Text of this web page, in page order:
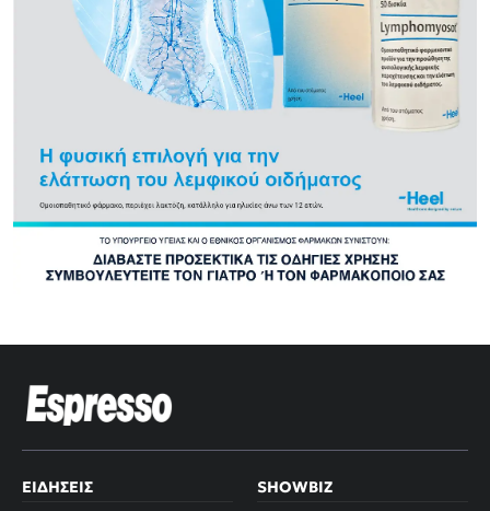
ΕΙΔΉΣΕΙΣ SHOWBIZ